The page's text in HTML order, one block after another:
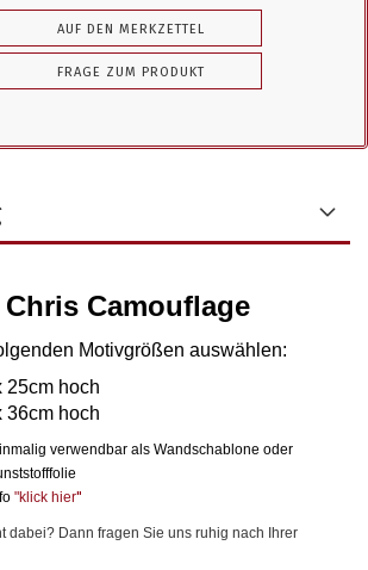
AUF DEN MERKZETTEL
FRAGE ZUM PRODUKT
Camouflage
Motivgrößen auswählen:
25cm hoch
36cm hoch
verwendbar als Wandschablone oder
"klick hier"
dabei? Dann fragen Sie uns ruhig nach Ihrer